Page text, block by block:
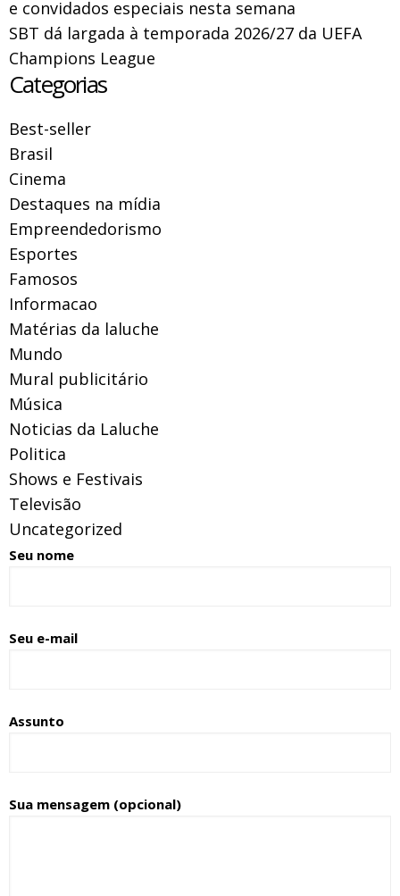
e convidados especiais nesta semana
SBT dá largada à temporada 2026/27 da UEFA
Champions League
Categorias
Best-seller
Brasil
Cinema
Destaques na mídia
Empreendedorismo
Esportes
Famosos
Informacao
Matérias da laluche
Mundo
Mural publicitário
Música
Noticias da Laluche
Politica
Shows e Festivais
Televisão
Uncategorized
Seu nome
Seu e-mail
Assunto
Sua mensagem (opcional)